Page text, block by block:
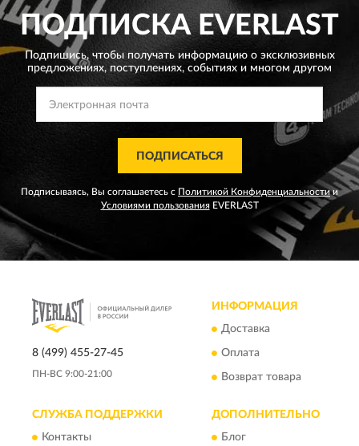
ПОДПИСКАEVERLAST
Подпишись, чтобы получать информацию о эксклюзивных
предложениях, поступлениях, событиях и многом другом
ПОДПИСАТЬСЯ
Подписываясь, Вы соглашаетесь с Политикой Конфиденциальности и
Условиями пользованияEVERLAST
8 (499) 455-27-45
ПН-ВС 9:00-21:00
ИНФОРМАЦИЯ
Доставка
Оплата
Возврат товара
СЛУЖБА ПОДДЕРЖКИ
Контакты
ДОПОЛНИТЕЛЬНО
Блог